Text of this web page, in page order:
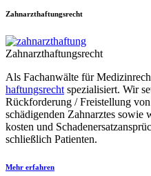
Zahnarzthaftungsrecht
Zahnarzthaftungsrecht
Als Fachanwälte für
haftungsrecht spezialisiert. Wir
Rückforderung / Freistellung
schädigenden Zahn­arztes
kos­ten und
schließ­lich Patienten.
Mehr erfahren